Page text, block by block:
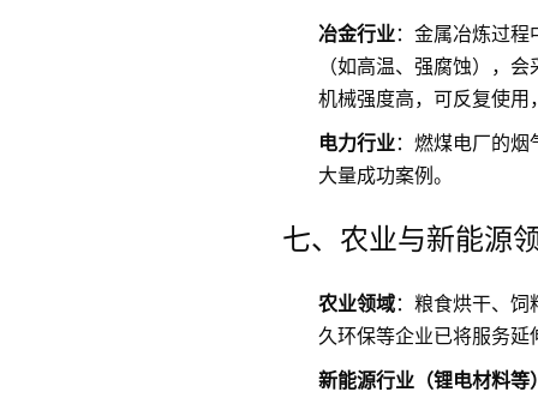
冶金行业：金属冶炼过
（如高温、强腐蚀），
机械强度高，可反复使用
电力行业：燃煤电厂的
大量成功案例。
七、农业与新能源
农业领域：粮食烘干、
久环保等企业已将服务延
新能源行业（锂电材料等